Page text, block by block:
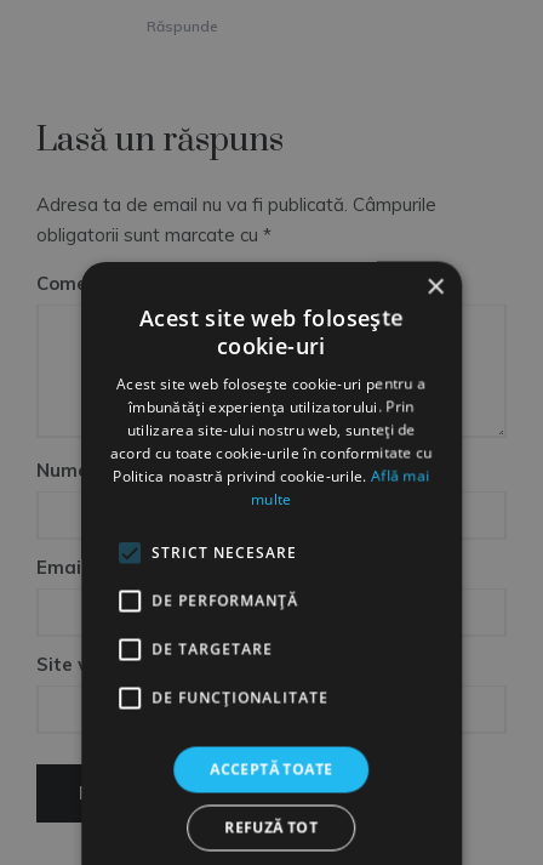
Răspunde
Lasă un răspuns
Adresa ta de email nu va fi publicată. Câmpurile
obligatorii sunt marcate cu *
Comentariu
Nume
Email
Site web
×
Acest site web folosește
cookie-uri
Acest site web folosește cookie-uri pentru a
îmbunătăți experiența utilizatorului. Prin
utilizarea site-ului nostru web, sunteți de
acord cu toate cookie-urile în conformitate cu
Politica noastră privind cookie-urile.Află mai
multe
STRICT NECESARE
DE PERFORMANȚĂ
DE TARGETARE
DE FUNCŢIONALITATE
ACCEPTĂ TOATE
REFUZĂ TOT